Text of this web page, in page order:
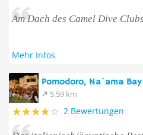
Am Dach des Camel Dive
Mehr Infos
Pomodoro, Na´ama Bay
5.59 km
2 Bewertungen